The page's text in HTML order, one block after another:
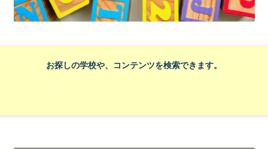
お探しの学校や、コンテンツを検索できます。